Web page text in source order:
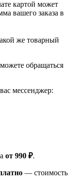
картой может
вашего заказа в
же товарный
обращаться
мессенджер:
от 990 ₽.
— стоимость